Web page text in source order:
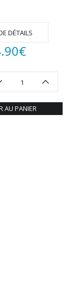
DÉTAILS
€
AU PANIER